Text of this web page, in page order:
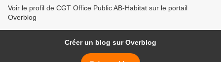
Voir le profil de CGT Office Public AB-Habitat sur le portail
Overblog
Créer un blog sur Overblog